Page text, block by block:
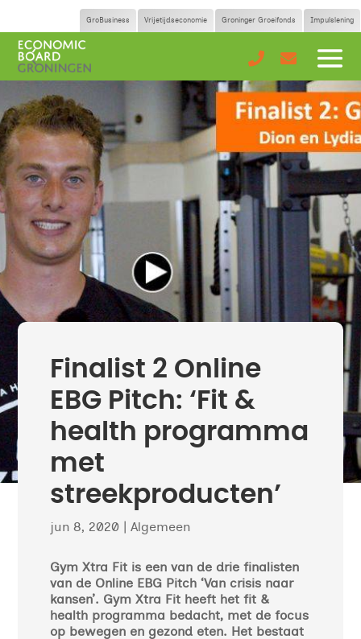
GroBusiness Vrijetijdseconomie Groninger Groeifonds Impulslening
 
Finalist 2 Online
EBG Pitch: ‘Fit &
health programma
met
streekproducten’
jun 8, 2020 |Algemeen
Gym Xtra Fit is een van de drie finalisten
van de Online EBG Pitch ‘Van crisis naar
kansen’. Gym Xtra Fit heeft het fit &
health programma bedacht, met de focus
op bewegen en gezond eten. Het bestaat